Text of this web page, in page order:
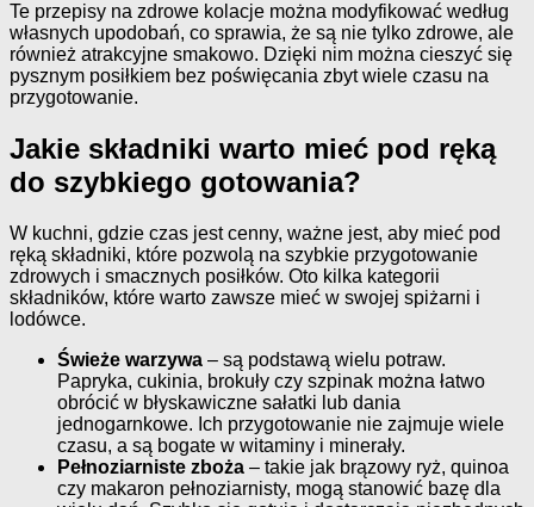
Te przepisy na zdrowe kolacje można modyfikować według
własnych upodobań, co sprawia, że są nie tylko zdrowe, ale
również atrakcyjne smakowo. Dzięki nim można cieszyć się
pysznym posiłkiem bez poświęcania zbyt wiele czasu na
przygotowanie.
Jakie składniki warto mieć pod ręką
do szybkiego gotowania?
W kuchni, gdzie czas jest cenny, ważne jest, aby mieć pod
ręką składniki, które pozwolą na szybkie przygotowanie
zdrowych i smacznych posiłków. Oto kilka kategorii
składników, które warto zawsze mieć w swojej spiżarni i
lodówce.
Świeże warzywa – są podstawą wielu potraw.
Papryka, cukinia, brokuły czy szpinak można łatwo
obrócić w błyskawiczne sałatki lub dania
jednogarnkowe. Ich przygotowanie nie zajmuje wiele
czasu, a są bogate w witaminy i minerały.
Pełnoziarniste zboża – takie jak brązowy ryż, quinoa
czy makaron pełnoziarnisty, mogą stanowić bazę dla